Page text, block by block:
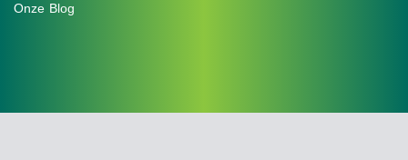
Onze Blog